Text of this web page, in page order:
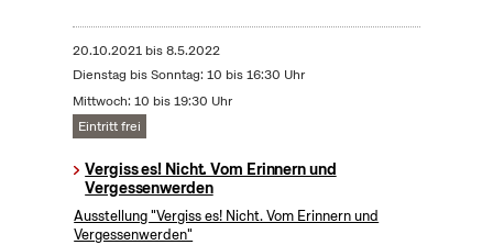
20.10.2021bis8.5.2022
Dienstag bis Sonntag: 10 bis 16:30 Uhr
Mittwoch: 10 bis 19:30 Uhr
Eintritt frei
Vergiss es! Nicht. Vom Erinnern und
Vergessenwerden
Ausstellung "Vergiss es! Nicht. Vom Erinnern und
Vergessenwerden"